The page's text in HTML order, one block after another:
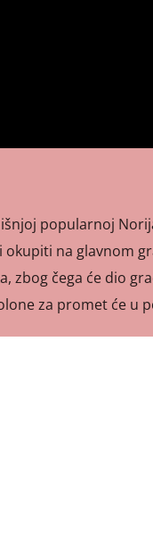
popularnoj
okupiti na glavnom
zbog čega će dio
za promet će u